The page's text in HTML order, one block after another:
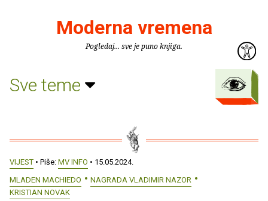
Moderna vremena
Pogledaj... sve je puno knjiga.
Sve teme
VIJEST • Piše: MV INFO • 15.05.2024.
MLADEN MACHIEDO
NAGRADA VLADIMIR NAZOR
KRISTIAN NOVAK